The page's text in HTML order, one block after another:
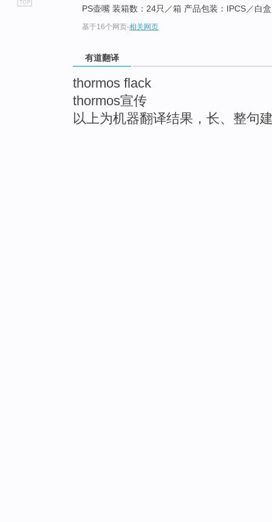
PS壶嘴 装箱数：24只／箱 产品包装：IPCS／白
基于16个网页-相关网页
有道翻译
thormos flack
thormos宣传
以上为机器翻译结果，长、整句